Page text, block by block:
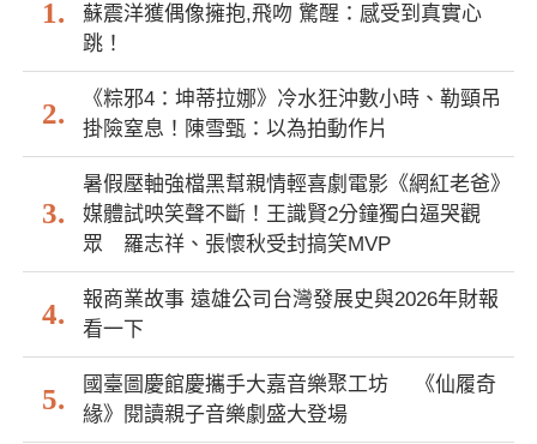
蘇震洋獲偶像擁抱,飛吻 驚醒：感受到真實心
跳！
《粽邪4：坤蒂拉娜》冷水狂沖數小時、勒頸吊
掛險窒息！陳雪甄：以為拍動作片
暑假壓軸強檔黑幫親情輕喜劇電影《網紅老爸》
媒體試映笑聲不斷！王識賢2分鐘獨白逼哭觀
眾 羅志祥、張懷秋受封搞笑MVP
報商業故事 遠雄公司台灣發展史與2026年財報
看一下
國臺圖慶館慶攜手大嘉音樂聚工坊 《仙履奇
緣》閱讀親子音樂劇盛大登場